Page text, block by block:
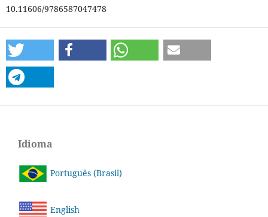
10.11606/9786587047478
Idioma
Português (Brasil)
English